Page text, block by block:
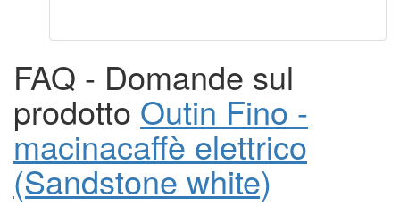
FAQ - Domande sul
prodotto Outin Fino -
macinacaffè elettrico
(Sandstone white)